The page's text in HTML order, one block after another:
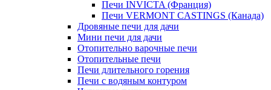
Печи INVICTA (Франция)
Печи VERMONT CASTINGS (Канада)
Дровяные печи для дачи
Мини печи для дачи
Отопительно варочные печи
Отопительные печи
Печи длительного горения
Печи с водяным контуром